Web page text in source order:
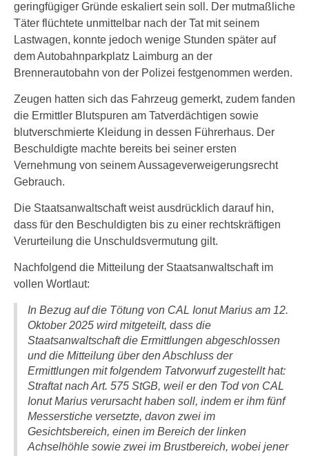
geringfügiger Gründe eskaliert sein soll. Der mutmaßliche
Täter flüchtete unmittelbar nach der Tat mit seinem
Lastwagen, konnte jedoch wenige Stunden später auf
dem Autobahnparkplatz Laimburg an der
Brennerautobahn von der Polizei festgenommen werden.
Zeugen hatten sich das Fahrzeug gemerkt, zudem fanden
die Ermittler Blutspuren am Tatverdächtigen sowie
blutverschmierte Kleidung in dessen Führerhaus. Der
Beschuldigte machte bereits bei seiner ersten
Vernehmung von seinem Aussageverweigerungsrecht
Gebrauch.
Die Staatsanwaltschaft weist ausdrücklich darauf hin,
dass für den Beschuldigten bis zu einer rechtskräftigen
Verurteilung die Unschuldsvermutung gilt.
Nachfolgend die Mitteilung der Staatsanwaltschaft im
vollen Wortlaut:
In Bezug auf die Tötung von CAL Ionut Marius am 12.
Oktober 2025 wird mitgeteilt, dass die
Staatsanwaltschaft die Ermittlungen abgeschlossen
und die Mitteilung über den Abschluss der
Ermittlungen mit folgendem Tatvorwurf zugestellt hat:
Straftat nach Art. 575 StGB, weil er den Tod von CAL
Ionut Marius verursacht haben soll, indem er ihm fünf
Messerstiche versetzte, davon zwei im
Gesichtsbereich, einen im Bereich der linken
Achselhöhle sowie zwei im Brustbereich, wobei jener